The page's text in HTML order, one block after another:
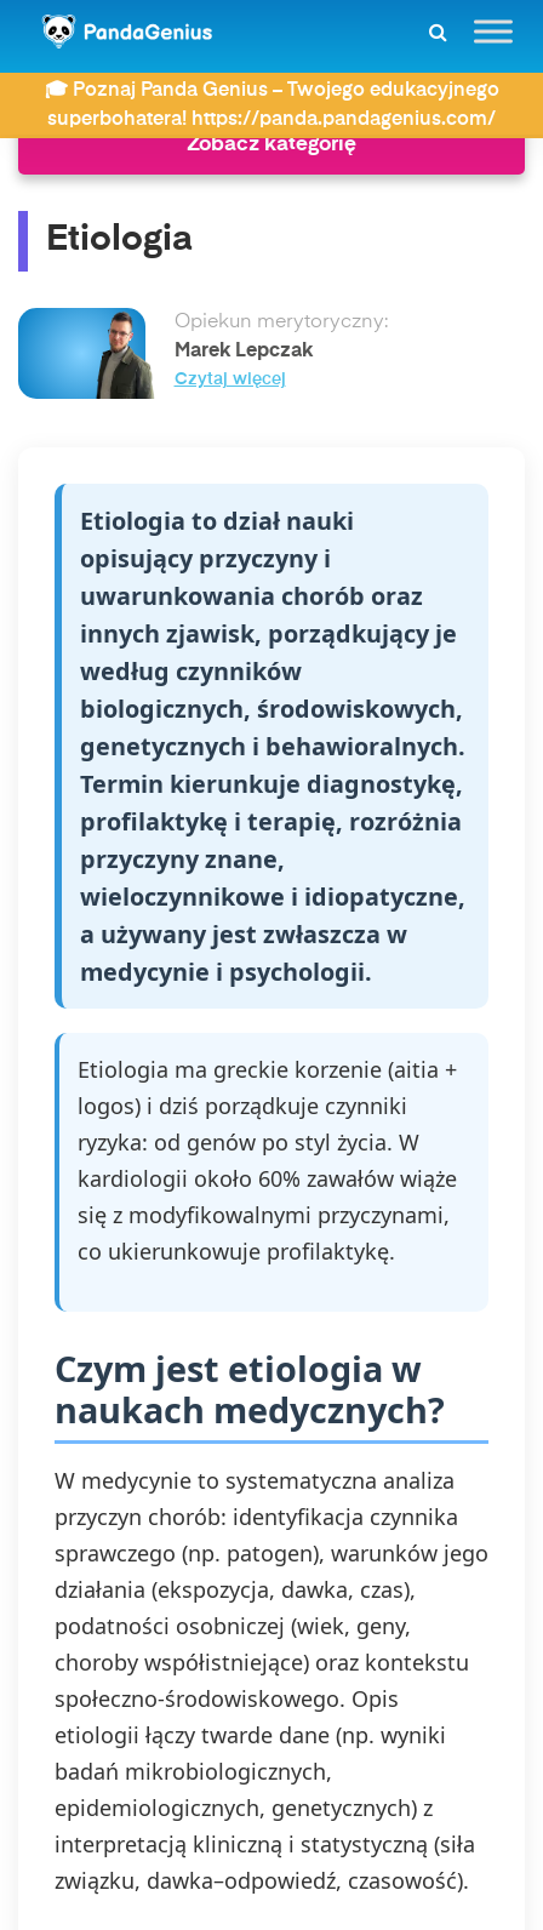
🎓 Poznaj Panda Genius – Twojego edukacyjnego
superbohatera! https://panda.pandagenius.com/
ZDAY Słownik Etiologia
Zobacz kategorię
Etiologia
Opiekun merytoryczny:
Marek Lepczak
Czytaj więcej
Etiologia to dział nauki
opisujący przyczyny i
uwarunkowania chorób oraz
innych zjawisk, porządkujący je
według czynników
biologicznych, środowiskowych,
genetycznych i behawioralnych.
Termin kierunkuje diagnostykę,
profilaktykę i terapię, rozróżnia
przyczyny znane,
wieloczynnikowe i idiopatyczne,
a używany jest zwłaszcza w
medycynie i psychologii.
Etiologia ma greckie korzenie (aitia +
logos) i dziś porządkuje czynniki
ryzyka: od genów po styl życia. W
kardiologii około 60% zawałów wiąże
się z modyfikowalnymi przyczynami,
co ukierunkowuje profilaktykę.
Czym jest etiologia w
naukach medycznych?
W medycynie to systematyczna analiza
przyczyn chorób: identyfikacja czynnika
sprawczego (np. patogen), warunków jego
działania (ekspozycja, dawka, czas),
podatności osobniczej (wiek, geny,
choroby współistniejące) oraz kontekstu
społeczno-środowiskowego. Opis
etiologii łączy twarde dane (np. wyniki
badań mikrobiologicznych,
epidemiologicznych, genetycznych) z
interpretacją kliniczną i statystyczną (siła
związku, dawka–odpowiedź, czasowość).